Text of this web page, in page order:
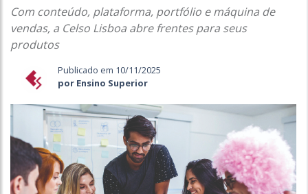
Com conteúdo, plataforma, portfólio e máquina de
vendas, a Celso Lisboa abre frentes para seus
produtos
Publicado em 10/11/2025
por Ensino Superior